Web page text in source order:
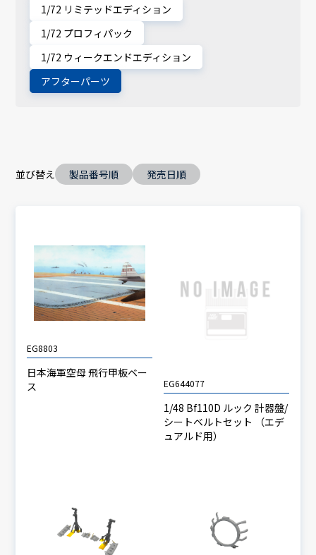
1/72 リミテッドエディション
1/72 プロフィパック
1/72 ウィークエンドエディション
アフターパーツ
並び替え 製品番号順 発売日順
EG8803
日本海軍空母 飛行甲板ベー
ス
EG644077
1/48 Bf110D ルック 計器盤/
シートベルトセット （エデ
ュアルド用）